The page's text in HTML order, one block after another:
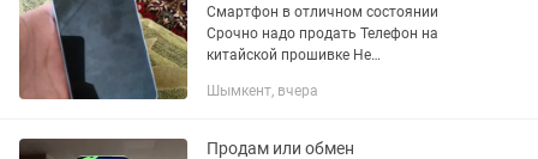
Смартфон в отличном состоянии
Срочно надо продать Телефон на
китайской прошивке Не
списке, но его можно верифицировать
Шымкент, вчера
Продам или обмен